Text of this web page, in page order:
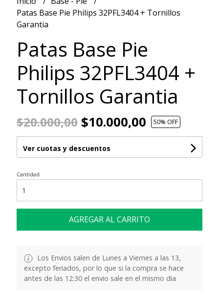
Patas Base Pie Philips 32PFL3404 + Tornillos
Garantia
Patas Base Pie
Philips 32PFL3404 +
Tornillos Garantia
$20.000,00$10.000,00 50% OFF
Ver cuotas y descuentos
Cantidad
AGREGAR AL CARRITO
Los Envios salen de Lunes a Viernes a las 13,
excepto feriados, por lo que si la compra se hace
antes de las 12:30 el envio sale en el mismo dia